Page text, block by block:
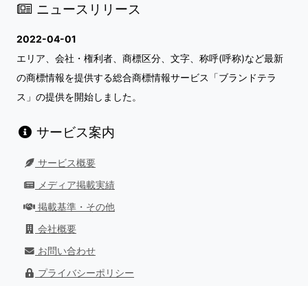
ニュースリリース
2022-04-01
エリア、会社・権利者、商標区分、文字、称呼(呼称)など最新
の商標情報を提供する総合商標情報サービス「ブランドテラ
ス」の提供を開始しました。
サービス案内
サービス概要
メディア掲載実績
掲載基準・その他
会社概要
お問い合わせ
プライバシーポリシー